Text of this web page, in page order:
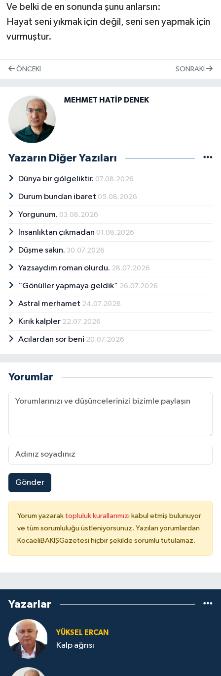
Ve belki de en sonunda şunu anlarsın:
Hayat seni yıkmak için değil, seni sen yapmak için
vurmuştur.
ÖNCEKI SONRAKI
MEHMET HATİP DENEK
Yazarın Diğer Yazıları
Dünya bir gölgeliktir. 07.08.2026
Durum bundan ibaret 05.08.2026
Yorgunum. 03.08.2026
İnsanlıktan çıkmadan 01.08.2026
Düşme sakın. 30.07.2026
Yazsaydım roman olurdu. 28.07.2026
“Gönüller yapmaya geldik” 26.07.2026
Astral merhamet 24.07.2026
Kırık kalpler 22.07.2026
Acılardan sor beni 20.07.2026
Yorumlar
Gönder
Yorum yazarak topluluk kurallarımızı kabul etmiş bulunuyor
ve tüm sorumluluğu üstleniyorsunuz. Yazılan yorumlardan
KocaeliBAKIŞGazetesi hiçbir şekilde sorumlu tutulamaz.
Yazarlar
YÜKSEL ERCAN
Kalp ağrısı